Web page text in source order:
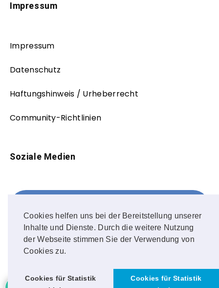
Cookies helfen uns bei der Bereitstellung unserer
Inhalte und Dienste. Durch die weitere Nutzung
der Webseite stimmen Sie der Verwendung von
Cookies zu.
Cookies für Statistik
Cookies für Statistik
Impressum
Impressum
Datenschutz
Haftungshinweis / Urheberrecht
Community-Richtlinien
Soziale Medien
FOLLOW ME!
Instagram
OUR PHOTOS!